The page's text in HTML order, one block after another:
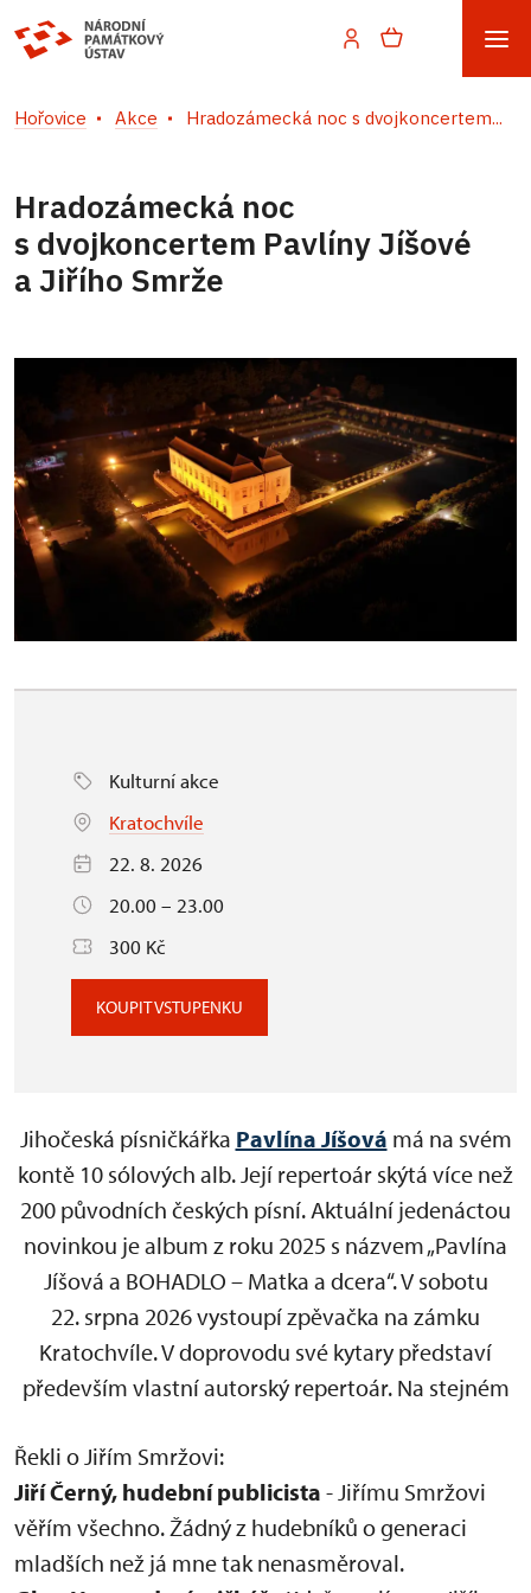
Hořovice Akce Hradozámecká noc s dvojkoncertem...
Hradozámecká noc
s dvojkoncertem Pavlíny Jíšové
a Jiřího Smrže
Kulturní akce
Kratochvíle
22. 8. 2026
20.00 – 23.00
300 Kč
KOUPIT VSTUPENKU
Jihočeská písničkářka Pavlína Jíšová má na svém
kontě 10 sólových alb. Její repertoár skýtá více než
200 původních českých písní. Aktuální jedenáctou
novinkou je album z roku 2025 s názvem „Pavlína
Jíšová a BOHADLO – Matka a dcera“. V sobotu
22. srpna 2026 vystoupí zpěvačka na zámku
Kratochvíle. V doprovodu své kytary představí
především vlastní autorský repertoár. Na stejném
je dvojnásobným držitelem ocenění Anděl
v kategorii folk. Písničkářský dvojkoncert vyvážený
mužskou a ženskou energií jistě přinese i společné
muzicírování. Jiří Smrž totiž v minulosti věnoval
Řekli o Jiřím Smržovi:
Jiří Černý, hudební publicista - Jiřímu Smržovi
věřím všechno. Žádný z hudebníků o generaci
mladších než já mne tak nenasměroval.